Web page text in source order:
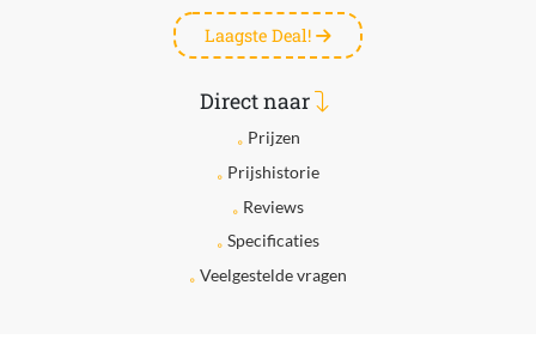
Laagste Deal!
Direct naar
Prijzen
Prijshistorie
Reviews
Specificaties
Veelgestelde vragen